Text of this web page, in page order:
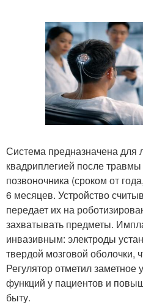
Система предназначена для
квадриплегией после
позвоночника (сроком от
6 месяцев. Устройство
передает их на
захватывать предметы.
инвазивным: электроды
твердой мозговой оболочки,
Регулятор отметил
функций у пациентов и
быту.